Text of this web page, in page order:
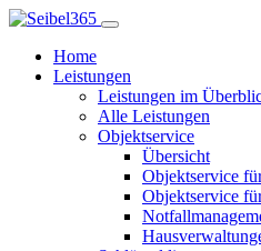
Home
Leistungen
Leistungen im
Alle Leistungen
Objektservice
Übersicht
Objektservice
Objektservice